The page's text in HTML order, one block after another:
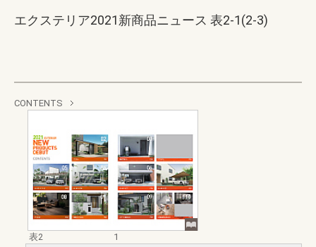
エクステリア2021新商品ニュース 表2-1(2-3)
CONTENTS
表2
1